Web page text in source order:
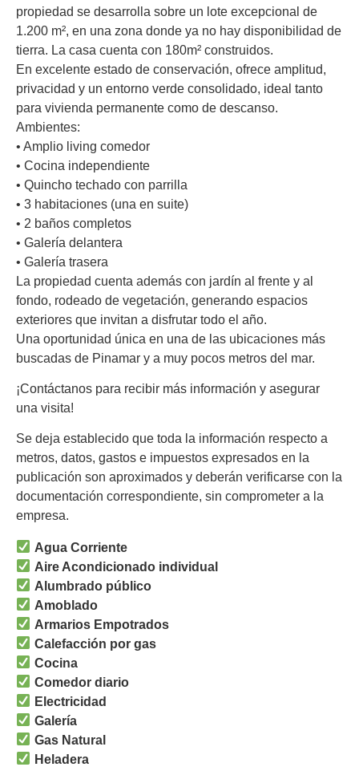
propiedad se desarrolla sobre un lote excepcional de
1.200 m², en una zona donde ya no hay disponibilidad de
tierra. La casa cuenta con 180m² construidos.
En excelente estado de conservación, ofrece amplitud,
privacidad y un entorno verde consolidado, ideal tanto
para vivienda permanente como de descanso.
Ambientes:
• Amplio living comedor
• Cocina independiente
• Quincho techado con parrilla
• 3 habitaciones (una en suite)
• 2 baños completos
• Galería delantera
• Galería trasera
La propiedad cuenta además con jardín al frente y al
fondo, rodeado de vegetación, generando espacios
exteriores que invitan a disfrutar todo el año.
Una oportunidad única en una de las ubicaciones más
buscadas de Pinamar y a muy pocos metros del mar.
¡Contáctanos para recibir más información y asegurar
una visita!
Se deja establecido que toda la información respecto a
metros, datos, gastos e impuestos expresados en la
publicación son aproximados y deberán verificarse con la
documentación correspondiente, sin comprometer a la
empresa.
Agua Corriente
Aire Acondicionado individual
Alumbrado público
Amoblado
Armarios Empotrados
Calefacción por gas
Cocina
Comedor diario
Electricidad
Galería
Gas Natural
Heladera